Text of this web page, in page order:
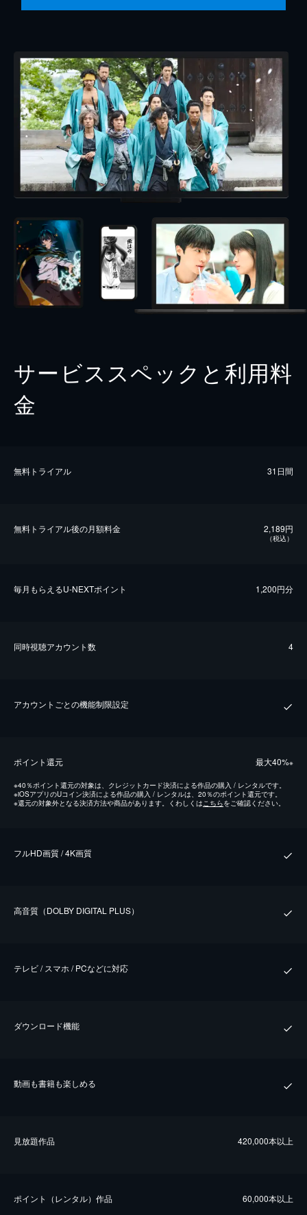
サービススペックと利用料
金
無料トライアル 31日間
無料トライアル後の⽉額料金 2,189円
（税込）
毎⽉もらえるU-NEXTポイント 1,200円分
同時視聴アカウント数 4
アカウントごとの機能制限設定
ポイント還元 最⼤40%※
※40％ポイント還元の対象は、クレジットカード決済による作品の購入 / レンタルです。
※iOSアプリのUコイン決済による作品の購入 / レンタルは、20％のポイント還元です。
※還元の対象外となる決済方法や商品があります。くわしくはこちらをご確認ください。
フルHD画質 / 4K画質
⾼⾳質（DOLBY DIGITAL PLUS）
テレビ / スマホ / PCなどに対応
ダウンロード機能
動画も書籍も楽しめる
⾒放題作品 420,000本以上
ポイント（レンタル）作品 60,000本以上